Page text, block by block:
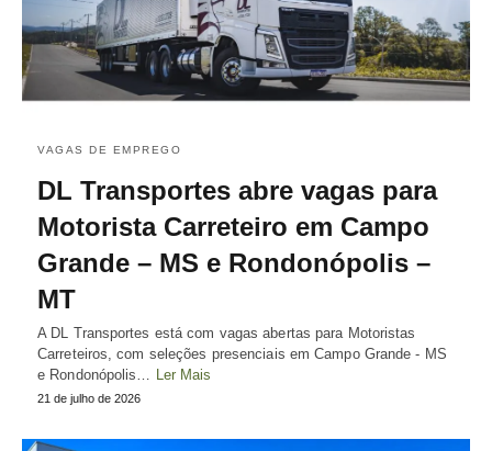
VAGAS DE EMPREGO
DL Transportes abre vagas para
Motorista Carreteiro em Campo
Grande – MS e Rondonópolis –
MT
A DL Transportes está com vagas abertas para Motoristas
Carreteiros, com seleções presenciais em Campo Grande - MS
e Rondonópolis… Ler Mais
21 de julho de 2026